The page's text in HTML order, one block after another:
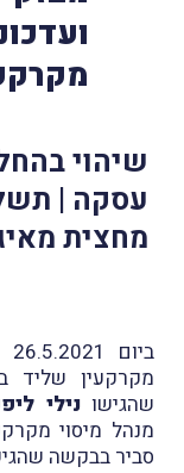
שיהוי
עסקה |
מחצית
מקרקעין שליד
שהגישונילי
מנהל מיסוי
סביר בבקשה